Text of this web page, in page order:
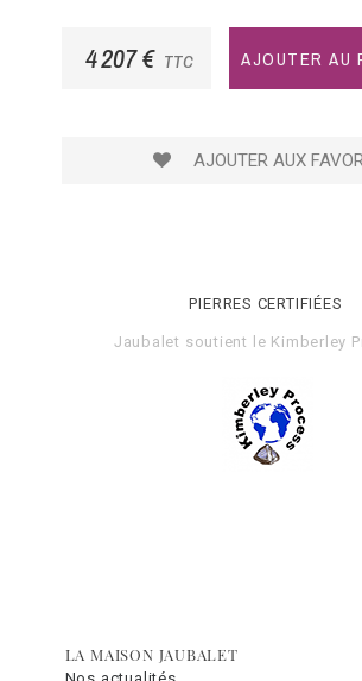
4 207 € TTC AJOUTER AU
AJOUTER AUX
PIERRES CERTIFIÉES
Jaubalet soutient le Kimberley
LA MAISON JAUBALET